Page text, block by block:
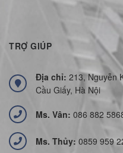
TRỢ GIÚP
Địa chỉ: 213, Nguyễn
Cầu Giấy, Hà Nội
Ms. Vân: 086 882
Ms. Thủy: 0859 959